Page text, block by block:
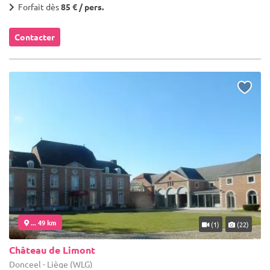
Forfait dès85 € / pers.
Contacter
... 49 km (1) (22)
Château de Limont
Donceel - Liège (WLG)